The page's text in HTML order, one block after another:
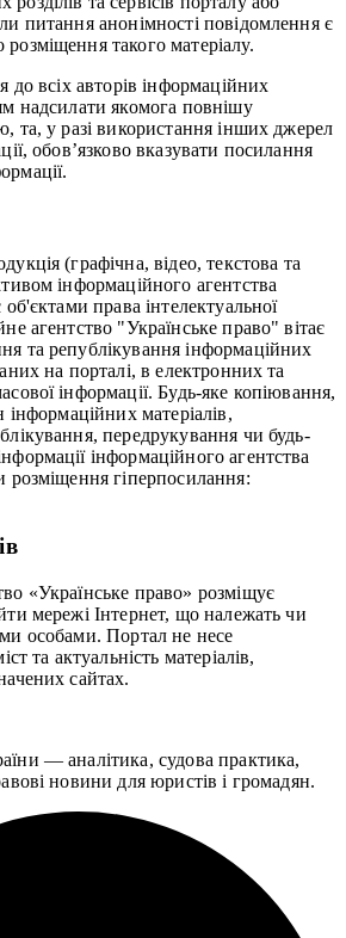
питання анонімності повідомлення є
такого матеріалу.
до всіх авторів інформаційних
надсилати якомога повнішу
та, у разі використання інших джерел
обов’язково вказувати посилання
(графічна, відео, текстова та
інформаційного агентства
права інтелектуальної
агентство "Українське право" вітає
та републікування інформаційних
на порталі, в електронних та
інформації. Будь-яке копіювання,
матеріалів,
передрукування чи будь-
інформаційного агентства
розміщення гіперпосилання:
«Українське право» розміщує
мережі Інтернет, що належать чи
особами. Портал не несе
та актуальність матеріалів,
сайтах.
— аналітика, судова практика,
новини для юристів і громадян.